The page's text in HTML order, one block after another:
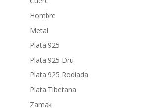
Hombre
Metal
Plata 925
Plata 925 Dru
Plata 925 Rodiada
Plata Tibetana
Zamak